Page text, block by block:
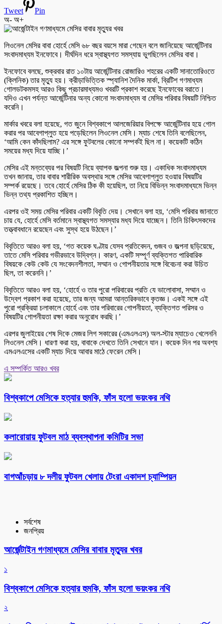
Tweet
Pin
অ- অ+
লিওনেল মেসির বাবা হোর্হে মেসি ৬৮ বছর বয়সে মারা গেছেন বলে জানিয়েছে আর্জেন্টিনার
সংবাদমাধ্যম ইনফোবে। দীর্ঘদিন ধরে স্বাস্থ্যগত সমস্যায় ভুগছিলেন মেসির বাবা।
ইনফোবে বলছে, শুক্রবার রাত ১০টায় আর্জেন্টিনার রোজারিও শহরের একটি সানাতোরিওতে
(ক্লিনিক) তার মৃত্যু হয়। ক্রীড়াভিত্তিক স্প্যানিশ দৈনিক মার্কা, ব্রিটিশ গণমাধ্যম
গোলডটকমসহ আরও কিছু প্রচারমাধ্যমও খবরটি প্রকাশ করেছে ইনফোবের বরাতে।
যদিও এখন পর্যন্ত আর্জেন্টিনার অন্য কোনো সংবাদমাধ্যম বা মেসির পরিবার বিষয়টি নিশ্চিত
করেনি।
মার্কার খবরে বলা হয়েছে, গত জুনে বিশ্বকাপে আলজেরিয়ার বিপক্ষে আর্জেন্টিনার হয়ে গোল
করার পর আবেগাপ্লুত হয়ে পড়েছিলেন লিওনেল মেসি। ম্যাচ শেষে তিনি বলেছিলেন,
‘আমি কেন কাঁদছিলাম? এর সঙ্গে ফুটবলের কোনো সম্পর্কই ছিল না। কয়েকটি কঠিন
সময়ের মধ্য দিয়ে যাচ্ছি।’
মেসির এই মন্তব্যের পর বিষয়টি নিয়ে ব্যাপক জল্পনা শুরু হয়। একাধিক সংবাদমাধ্যম
তখন জানায়, তার বাবার শারীরিক অবস্থার সঙ্গে মেসির আবেগাপ্লুত হওয়ার বিষয়টির
সম্পর্ক রয়েছে। তবে হোর্হে মেসির ঠিক কী হয়েছিল, তা নিয়ে বিভিন্ন সংবাদমাধ্যমে ভিন্ন
ভিন্ন তথ্য প্রকাশিত হচ্ছিল।
এরপর ওই সময় মেসির পরিবার একটি বিবৃতি দেয়। সেখানে বলা হয়, ‘মেসি পরিবার জানাতে
চায় যে, হোর্হে মেসি বর্তমানে স্বাস্থ্যগত সমস্যার মধ্য দিয়ে যাচ্ছেন। তিনি চিকিৎসকদের
তত্ত্বাবধানে রয়েছেন এবং সুস্থ হয়ে উঠছেন।’
বিবৃতিতে আরও বলা হয়, ‘গত কয়েক ঘণ্টায় যেসব প্রতিবেদন, গুজব ও জল্পনা ছড়িয়েছে,
তাতে মেসি পরিবার গভীরভাবে উদ্বিগ্ন। কারণ, একটি সম্পূর্ণ ব্যক্তিগত পারিবারিক
বিষয়কে কেউ কেউ যে সংবেদনশীলতা, সম্মান ও গোপনীয়তার সঙ্গে বিবেচনা করা উচিত
ছিল, তা করেননি।’
বিবৃতিতে আরও বলা হয়, ‘হোর্হে ও তার পুরো পরিবারের প্রতি যে ভালোবাসা, সম্মান ও
উদ্বেগ প্রকাশ করা হয়েছে, তার জন্য আমরা আন্তরিকভাবে কৃতজ্ঞ। একই সঙ্গে এই
পুরো প্রক্রিয়া চলাকালে হোর্হে এবং তার পরিবারের গোপনীয়তা, ব্যক্তিগত পরিসর ও
বিষয়টির গোপনীয়তা রক্ষা করার অনুরোধ করছি।’
এরপর জুলাইয়ের শেষ দিকে মেজর লিগ সকারের (এমএলএস) অল-স্টার ম্যাচেও খেলেননি
লিওনেল মেসি। ধারণা করা হয়, বাবাকে দেখতে তিনি সেখানে যান। কয়েক দিন পর অবশ্য
এমএলএসের একটি ম্যাচ দিয়ে আবার মাঠে ফেরেন মেসি।
এ সম্পর্কিত আরও খবর
বিশ্বকাপে মেসিকে হত্যার হুমকি, ফাঁস হলো ভয়ংকর নথি
কলারোয়ায় ফুটবল মাঠ ব্যবস্থাপনা কমিটির সভা
বাগআঁচড়ায় ৮ দলীয় ফুটবল খেলায় টেংরা একাদশ চ্যাম্পিয়ন
সর্বশেষ
জনপ্রিয়
আর্জেন্টাইন গণমাধ্যমে মেসির বাবার মৃত্যুর খবর
১
বিশ্বকাপে মেসিকে হত্যার হুমকি, ফাঁস হলো ভয়ংকর নথি
২